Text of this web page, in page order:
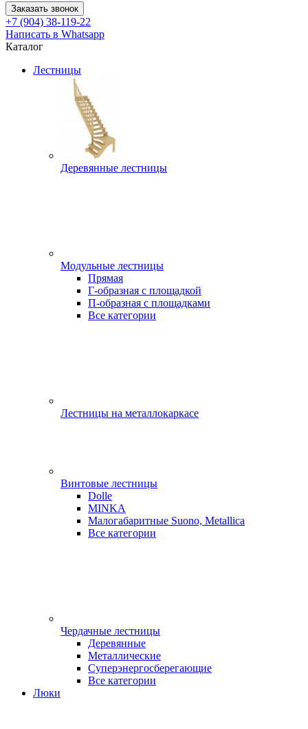
Заказать звонок
+7 (904) 38-119-22
Написать в Whatsapp
Каталог
Лестницы
Деревянные лестницы
Модульные лестницы
Прямая
Г-образная с площадкой
П-образная с площадками
Все категории
Лестницы на металлокаркасе
Винтовые лестницы
Dolle
MINKA
Малогабаритные Suono, Metallica
Все категории
Чердачные лестницы
Деревянные
Металлические
Суперэнергосберегающие
Все категории
Люки